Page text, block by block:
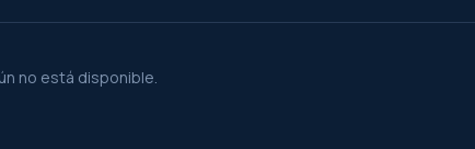
no está disponible.